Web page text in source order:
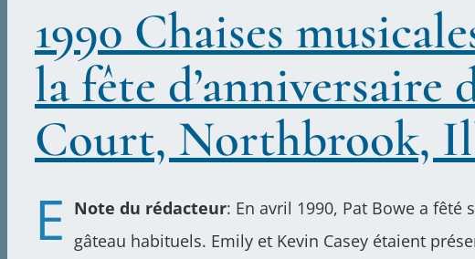
1990 Chaises
la fête d’anniversaire
Court, Northbrook,
E Note du rédacteur: En avril 1990, Pat Bowe a
gâteau habituels. Emily et Kevin Casey étaient